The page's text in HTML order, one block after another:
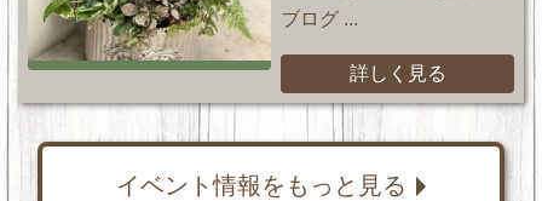
ブログ ...
詳しく見る
イベント情報をもっと見る